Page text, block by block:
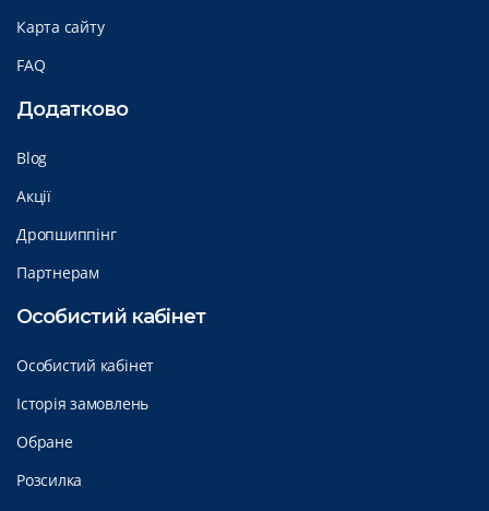
Карта сайту
FAQ
Додатково
Blog
Акції
Дропшиппінг
Партнерам
Особистий кабінет
Особистий кабінет
Історія замовлень
Обране
Розсилка